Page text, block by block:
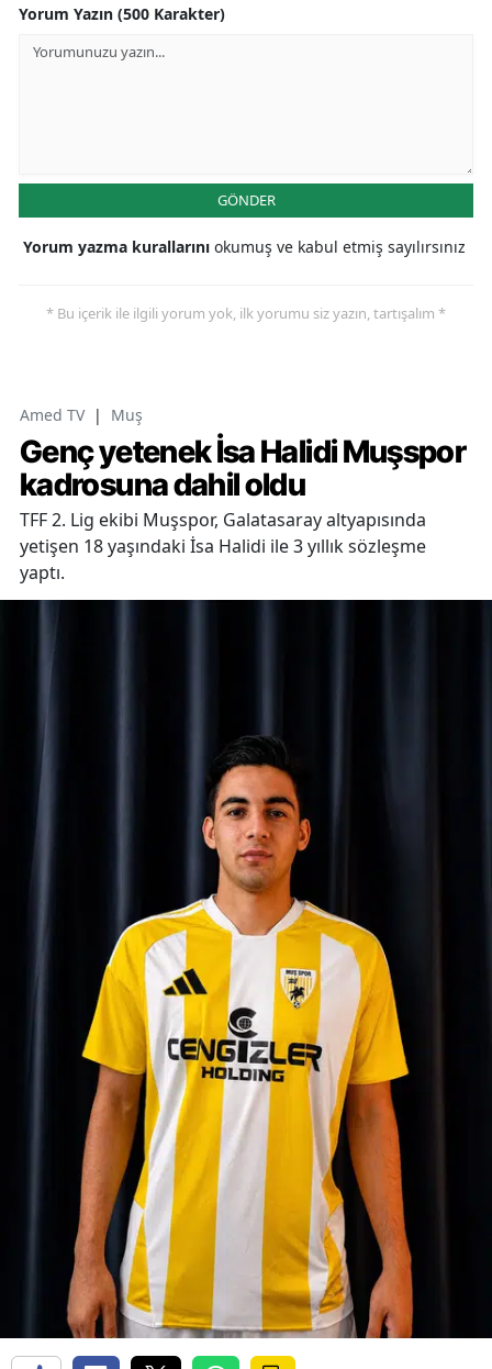
Yorum Yazın (500 Karakter)
GÖNDER
Yorum yazma kurallarını okumuş ve kabul etmiş sayılırsınız
* Bu içerik ile ilgili yorum yok, ilk yorumu siz yazın, tartışalım *
Amed TV | Muş
Genç yetenek İsa Halidi Muşspor
kadrosuna dahil oldu
TFF 2. Lig ekibi Muşspor, Galatasaray altyapısında
yetişen 18 yaşındaki İsa Halidi ile 3 yıllık sözleşme
yaptı.